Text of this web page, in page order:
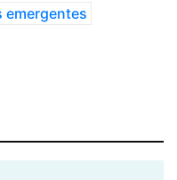
emergentes